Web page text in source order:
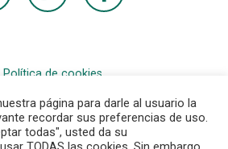
Política de cookies
y condiciones de la tienda
generales de la compra
página para darle al usuario la
recordar sus preferencias de uso.
todas", usted da su